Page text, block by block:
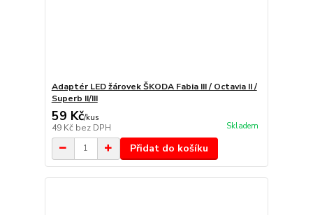
Adaptér LED žárovek ŠKODA Fabia III / Octavia II /
Superb II/III
59 Kč/kus
49 Kč bez DPH Skladem
Přidat do košíku